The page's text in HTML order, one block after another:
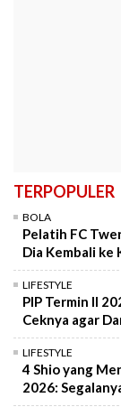
TERPOPULER
BOLA
Pelatih FC
Dia Kembali ke
LIFESTYLE
PIP Termin II
Ceknya agar
LIFESTYLE
4 Shio yang
2026: